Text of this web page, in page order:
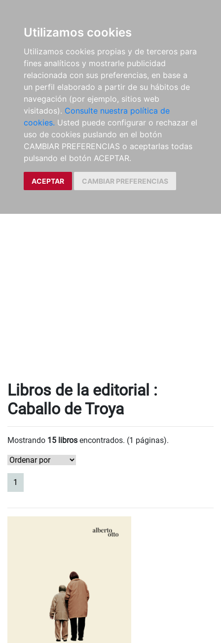
Utilizamos cookies
Utilizamos cookies propias y de terceros para
fines analíticos y mostrarle publicidad
relacionada con sus preferencias, en base a
un perfil elaborado a partir de su hábitos de
navegación (por ejemplo, sitios web
visitados). Consulte nuestra política de
cookies. Usted puede configurar o rechazar el
uso de cookies puslando en el botón
CAMBIAR PREFERENCIAS o aceptarlas todas
pulsando el botón ACEPTAR.
ACEPTAR CAMBIAR PREFERENCIAS
Libros de la editorial :
Caballo de Troya
Mostrando 15 libros encontrados. (1 páginas).
1